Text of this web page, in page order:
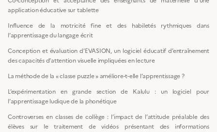
application éducative sur tablette
Influence de la motricité fine et des habiletés rythmiques dans
l’apprentissage du langage écrit
Conception et évaluation d’EVASION, un logiciel éducatif d’entraînement
des capacités d’attention visuelle impliquées en lecture
La méthode de la « classe puzzle » améliore-t-elle l’apprentissage ?
L’expérimentation en grande section de Kalulu : un logiciel pour
l’apprentissage ludique de la phonétique
Controverses en classes de collège : l’impact de l’attitude préalable des
élèves sur le traitement de vidéos présentant des informations